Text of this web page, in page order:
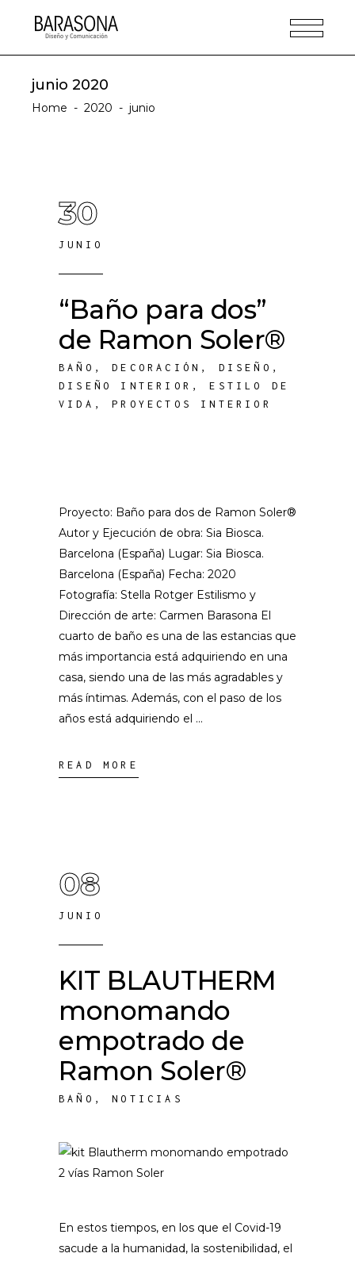
junio 2020
Home - 2020 - junio
30
JUNIO
“Baño para dos”
de Ramon Soler®
BAÑO ,DECORACIÓN , DISEÑO ,
DISEÑO INTERIOR ,ESTILO DE
VIDA ,PROYECTOS INTERIOR
Proyecto: Baño para dos de Ramon Soler®
Autor y Ejecución de obra: Sia Biosca.
Barcelona (España) Lugar: Sia Biosca.
Barcelona (España) Fecha: 2020
Fotografía: Stella Rotger Estilismo y
Dirección de arte: Carmen Barasona El
cuarto de baño es una de las estancias que
más importancia está adquiriendo en una
casa, siendo una de las más agradables y
más íntimas. Además, con el paso de los
años está adquiriendo el
READ MORE
08
JUNIO
KIT BLAUTHERM
monomando
empotrado de
Ramon Soler®
BAÑO ,NOTICIAS
En estos tiempos, en los que el Covid-19
sacude a la humanidad, la sostenibilidad, el